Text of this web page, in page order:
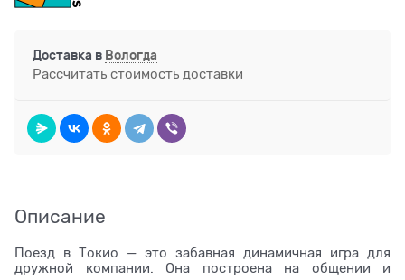
Доставка в Вологда
Рассчитать стоимость доставки
Описание
Поезд в Токио — это забавная динамичная игра для
дружной компании. Она построена на общении и